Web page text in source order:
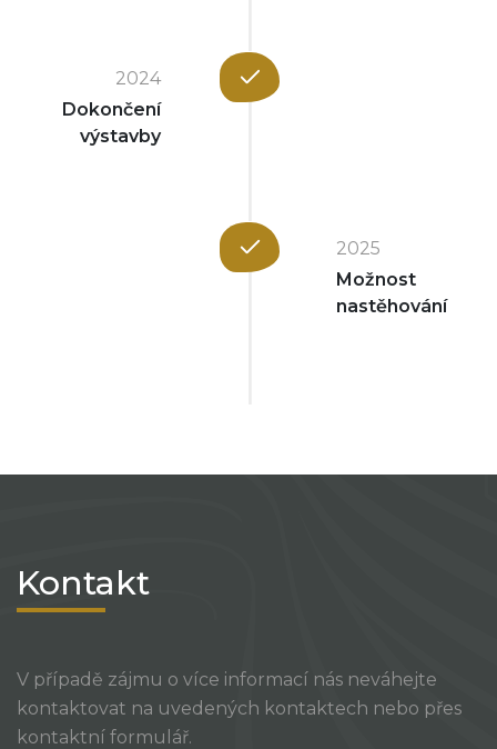
2024
Dokončení
výstavby
2025
Možnost
nastěhování
Kontakt
V případě zájmu o více informací nás neváhejte
kontaktovat na uvedených kontaktech nebo přes
kontaktní formulář.